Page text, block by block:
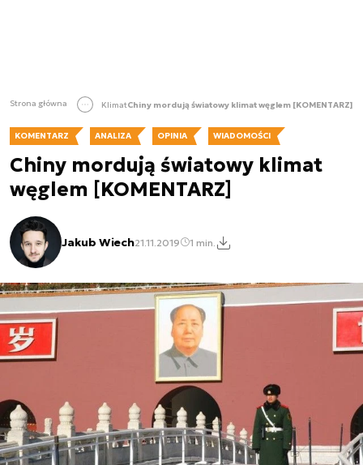
Strona główna KlimatChiny mordują światowy klimat węglem [KOMENTARZ]
KOMENTARZ ANALIZA OPINIA WIADOMOŚCI
Chiny mordują światowy klimat
węglem [KOMENTARZ]
Jakub Wiech21.11.2019 1 min.